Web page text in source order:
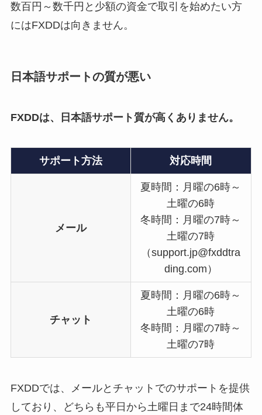
数百円～数千円と少額の資金で取引を始めたい方
にはFXDDは向きません。
日本語サポートの質が悪い
FXDDは、日本語サポート質が高くありません。
サポート方法 対応時間
メール
夏時間：月曜の6時～
土曜の6時
冬時間：月曜の7時～
土曜の7時
（support.jp@fxddtra
ding.com）
チャット
夏時間：月曜の6時～
土曜の6時
冬時間：月曜の7時～
土曜の7時
FXDDでは、メールとチャットでのサポートを提供
しており、どちらも平日から土曜日まで24時間体